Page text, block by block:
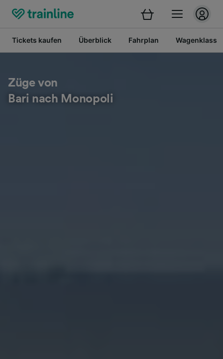
Tickets kaufen Überblick Fahrplan
Züge von
Bari nach Monopoli